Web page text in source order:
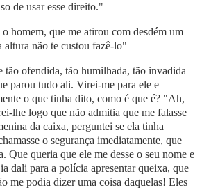
de usar esse direito."
homem, que me atirou com desdém um
altura não te custou fazê-lo"
tão ofendida, tão humilhada, tão invadida
parou tudo ali. Virei-me para ele e
o que tinha dito, como é que é? "Ah,
lhe logo que não admitia que me falasse
da caixa, perguntei se ela tinha
o segurança imediatamente, que
Que queria que ele me desse o seu nome e
dali para a polícia apresentar queixa, que
me podia dizer uma coisa daquelas! Eles